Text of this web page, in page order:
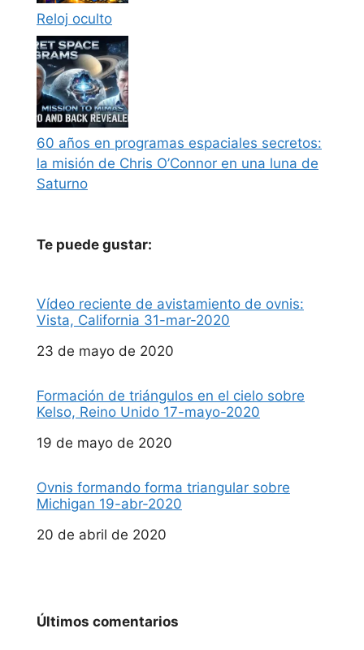
Reloj oculto
60 años en programas espaciales secretos:
la misión de Chris O’Connor en una luna de
Saturno
Te puede gustar:
Vídeo reciente de avistamiento de ovnis:
Vista, California 31-mar-2020
Fecha
23 de mayo de 2020
Formación de triángulos en el cielo sobre
Kelso, Reino Unido 17-mayo-2020
Fecha
19 de mayo de 2020
Ovnis formando forma triangular sobre
Michigan 19-abr-2020
Fecha
20 de abril de 2020
Últimos comentarios